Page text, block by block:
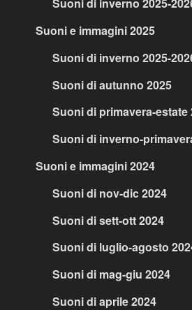
Suoni di inverno 2025-
Suoni e immagini 2025
Suoni di inverno 2025-
Suoni di autunno 2025
Suoni di primavera-estate
Suoni di inverno-
Suoni e immagini 2024
Suoni di nov-dic 2024
Suoni di sett-ott 2024
Suoni di luglio-agosto
Suoni di mag-giu 2024
Suoni di aprile 2024